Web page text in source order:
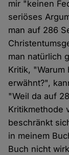
mir "keinen
seriöses
man auf 286
man natürlich
Kritik, "Warum
erwähnt?",
"Weil da auf
Kritikmethode
beschränkt
in meinem
Buch nicht